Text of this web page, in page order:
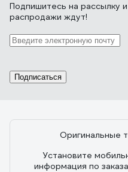
Подпишитесь на рассылку
распродажи ждут!
Подписаться
Оригинальные
Установите
информация по